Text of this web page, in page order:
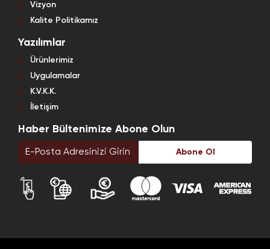
Vizyon
Kalite Politikamız
Yazılımlar
Ürünlerimiz
Uygulamalar
K.V.K.K.
İletişim
Haber Bültenimize Abone Olun
Abone Ol